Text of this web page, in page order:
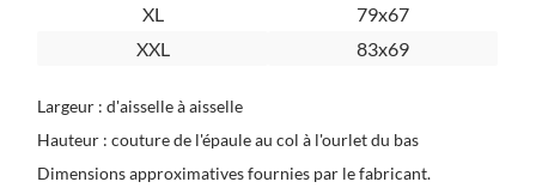
XL
79x67
XXL
83x69
Largeur : d'aisselle à aisselle
Hauteur : couture de l'épaule au col à l'ourlet du bas
Dimensions approximatives fournies par le fabricant.